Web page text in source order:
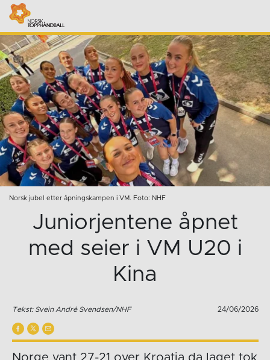
Norsk jubel etter åpningskampen i VM. Foto: NHF
Juniorjentene åpnet
med seier i VM U20 i
Kina
Tekst: Svein André Svendsen/NHF 24/06/2026
Norge vant 27-21 over Kroatia da laget tok